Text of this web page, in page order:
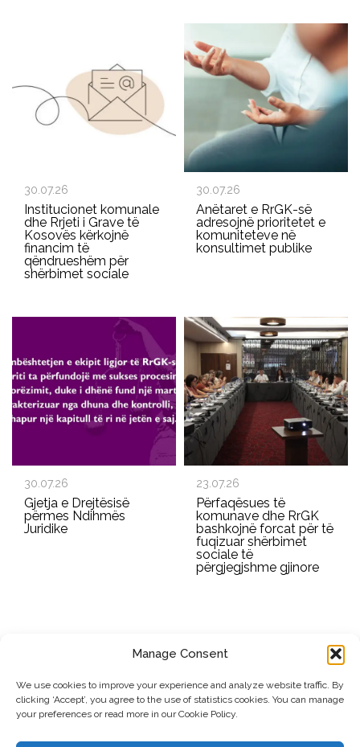
Manage Consent
We use cookies to improve your experience and analyze website traffic. By
clicking ‘Accept’, you agree to the use of statistics cookies. You can manage
your preferences or read more in our Cookie Policy.
30.07.26
Institucionet komunale
dhe Rrjeti i Grave të
Kosovës kërkojnë
financim të
qëndrueshëm për
shërbimet sociale
30.07.26
Anëtaret e RrGK-së
adresojnë prioritetet e
komuniteteve në
konsultimet publike
30.07.26
Gjetja e Drejtësisë
përmes Ndihmës
Juridike
23.07.26
Përfaqësues të
komunave dhe RrGK
bashkojnë forcat për të
fuqizuar shërbimet
sociale të
përgjegjshme gjinore
Dërgo